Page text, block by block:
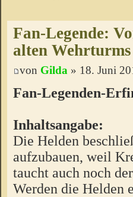
Fan-Legende:
alten Wehrturms
von Gilda » 18. Juni
Fan-Legenden-
Inhaltsangabe:
Die Helden
aufzubauen, weil
taucht auch noch
Werden die Helden